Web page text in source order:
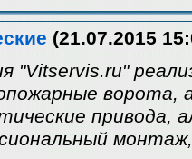
(21.07.2015
"Vitservis.ru"
ворота,
привода,